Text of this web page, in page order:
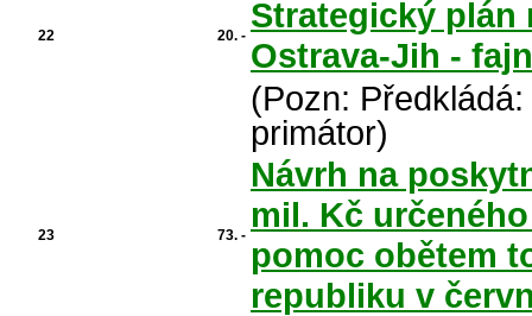
22 20. -
Strategický plán
Ostrava-Jih -
(Pozn:
primátor)
23 73. -
Návrh na
mil. Kč
pomoc obětem
republiku v